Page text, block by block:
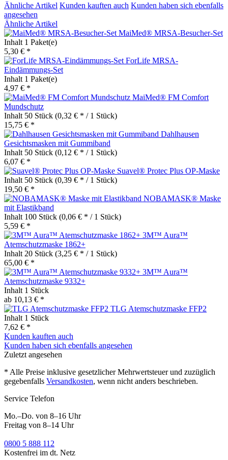
Ähnliche Artikel Kunden kauften auch Kunden haben sich ebenfalls
angesehen
Ähnliche Artikel
MaiMed® MRSA-Besucher-Set
Inhalt 1 Paket(e)
5,30 € *
ForLife MRSA-
Eindämmungs-Set
Inhalt 1 Paket(e)
4,97 € *
MaiMed® FM Comfort
Mundschutz
Inhalt 50 Stück (0,32 € * / 1 Stück)
15,75 € *
Dahlhausen
Gesichtsmasken mit Gummiband
Inhalt 50 Stück (0,12 € * / 1 Stück)
6,07 € *
Suavel® Protec Plus OP-Maske
Inhalt 50 Stück (0,39 € * / 1 Stück)
19,50 € *
NOBAMASK® Maske
mit Elastikband
Inhalt 100 Stück (0,06 € * / 1 Stück)
5,59 € *
3M™ Aura™
Atemschutzmaske 1862+
Inhalt 20 Stück (3,25 € * / 1 Stück)
65,00 € *
3M™ Aura™
Atemschutzmaske 9332+
Inhalt 1 Stück
ab 10,13 € *
TLG Atemschutzmaske FFP2
Inhalt 1 Stück
7,62 € *
Kunden kauften auch
Kunden haben sich ebenfalls angesehen
Zuletzt angesehen
* Alle Preise inklusive gesetzlicher Mehrwertsteuer und zuzüglich
gegebenfalls Versandkosten, wenn nicht anders beschrieben.
Service Telefon
Mo.–Do. von 8–16 Uhr
Freitag von 8–14 Uhr
0800 5 888 112
Kostenfrei im dt. Netz